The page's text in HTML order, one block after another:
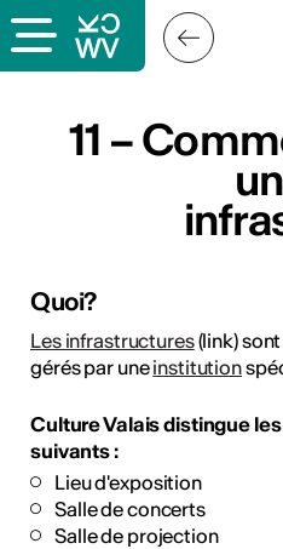
logo
11 –
Quoi?
Les infrastructures(link)
gérés par uneinstitution
Culture Valais distingue
suivants :
Lieu d'exposition
Salle de concerts
Salle de projection